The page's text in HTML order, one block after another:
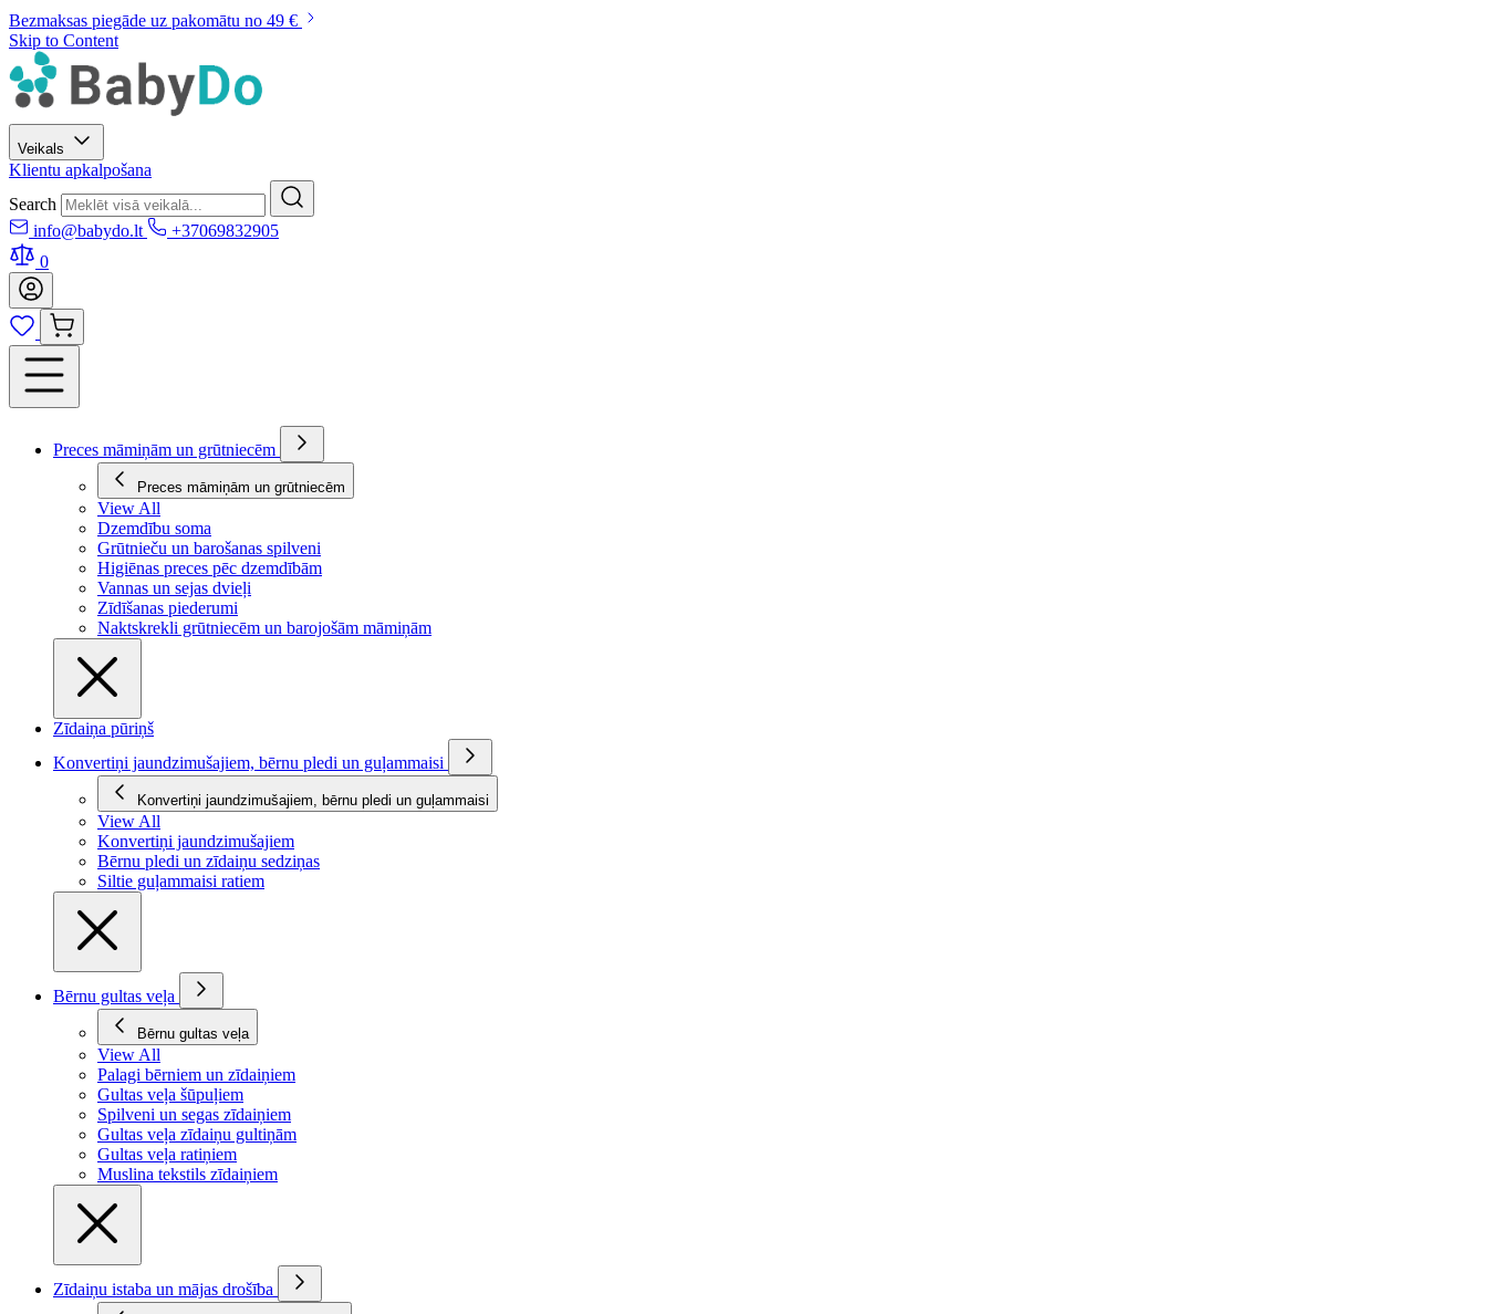
Bezmaksas piegāde uz pakomātu no 49 €
Skip to Content
Veikals
Klientu apkalpošana
Search
info@babydo.lt
+37069832905
0
Preces māmiņām un grūtniecēm
Preces māmiņām un grūtniecēm
View All
Dzemdību soma
Grūtnieču un barošanas spilveni
Higiēnas preces pēc dzemdībām
Vannas un sejas dvieļi
Zīdīšanas piederumi
Naktskrekli grūtniecēm un barojošām māmiņām
Zīdaiņa pūriņš
Konvertiņi jaundzimušajiem, bērnu pledi un guļammaisi
Konvertiņi jaundzimušajiem, bērnu pledi un guļammaisi
View All
Konvertiņi jaundzimušajiem
Bērnu pledi un zīdaiņu sedziņas
Siltie guļammaisi ratiem
Bērnu gultas veļa
Bērnu gultas veļa
View All
Palagi bērniem un zīdaiņiem
Gultas veļa šūpuļiem
Spilveni un segas zīdaiņiem
Gultas veļa zīdaiņu gultiņām
Gultas veļa ratiņiem
Muslina tekstils zīdaiņiem
Zīdaiņu istaba un mājas drošība